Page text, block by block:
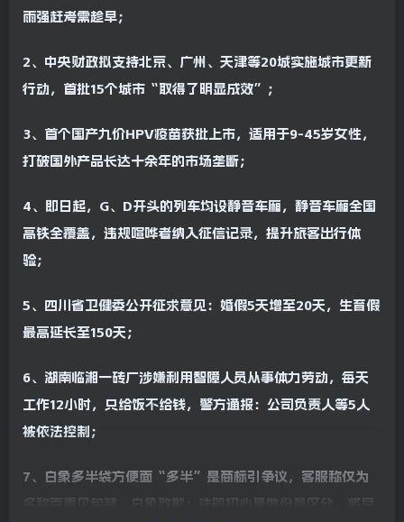
雨强赶考需趁早；
2、中央财政拟支持北京、广州、天津等20城实施城市更新
行动，首批15个城市“取得了明显成效”；
3、首个国产九价HPV疫苗获批上市，适用于9-45岁女性，
打破国外产品长达十余年的市场垄断；
4、即日起，G、D开头的列车均设静音车厢，静音车厢全国
高铁全覆盖，违规喧哗者纳入征信记录，提升旅客出行体
验；
5、四川省卫健委公开征求意见：婚假5天增至20天，生育假
最高延长至150天；
6、湖南临湘一砖厂涉嫌利用智障人员从事体力劳动，每天
工作12小时，只给饭不给钱，警方通报：公司负责人等5人
被依法控制；
7、白象多半袋方便面“多半”是商标引争议，客服称仅为